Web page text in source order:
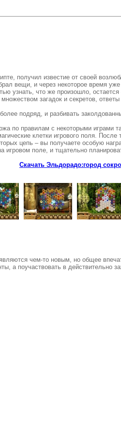
получил известие от своей
вещи, и через некоторое время
узнать, что же произошло,
загадок и секретов,
подряд, и разбивать
по правилам с некоторыми играми
клетки игрового поля.
цепь – вы получаете особую
игровом поле, и тщательно
Скачать Эльдорадо:город
чем-то новым, но общее
а поучаствовать в